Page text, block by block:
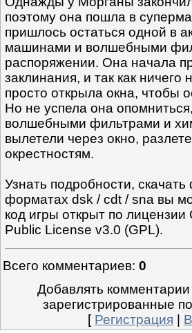
поэтому она пошла в
пришлось остаться одной в
машинами и волшебными
распоряжении. Она начала
заклинания, и так как
просто открыла окна, чтобы
Но не успела она
волшебными фильтрами и
вылетели через окно,
окрестностям.
Узнать подробности,
форматах dsk / cdt / sna вы
код игры открыт по лицензии
Public License v3.0 (GPL).
Всего комментариев: 0
Добавлять комментарии
зарегистрированные
[ Регистрация